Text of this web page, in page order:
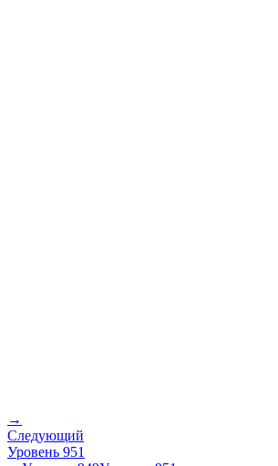
→
Следующий
Уровень 951